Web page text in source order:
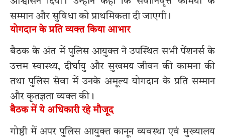
सम्मान और सुविधा को प्राथमिकता दी जाएगी।
योगदान के प्रति व्यक्त किया आभार
बैठक के अंत में पुलिस आयुक्त ने उपस्थित सभी पेंशनर्स के
उत्तम स्वास्थ्य, दीर्घायु और सुखमय जीवन की कामना की
तथा पुलिस सेवा में उनके अमूल्य योगदान के प्रति सम्मान
और कृतज्ञता व्यक्त की।
बैठक में ये अधिकारी रहे मौजूद
गोष्ठी में अपर पुलिस आयुक्त कानून व्यवस्था एवं मुख्यालय